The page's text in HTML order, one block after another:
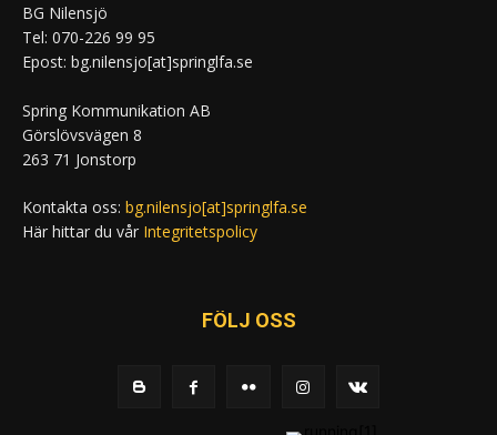
BG Nilensjö
Tel: 070-226 99 95
Epost: bg.nilensjo[at]springlfa.se
Spring Kommunikation AB
Görslövsvägen 8
263 71 Jonstorp
Kontakta oss: bg.nilensjo[at]springlfa.se
Här hittar du vår Integritetspolicy
FÖLJ OSS